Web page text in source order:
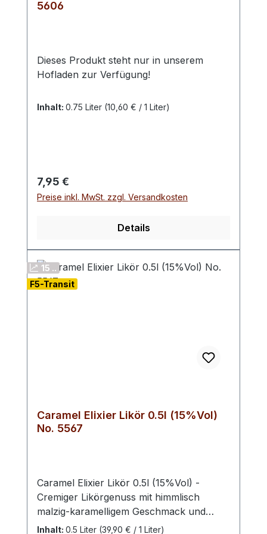
5606
Dieses Produkt steht nur in unserem
Hofladen zur Verfügung!
Inhalt: 0.75 Liter (10,60 € / 1 Liter)
Regulärer Preis:
7,95 €
Preise inkl. MwSt. zzgl. Versandkosten
Details
15 ..
F5-Transit
Caramel Elixier Likör 0.5l (15%Vol)
No. 5567
Caramel Elixier Likör 0.5l (15%Vol) -
Cremiger Likörgenuss mit himmlisch
malzig-karamelligem Geschmack und
feiner Trüffelnote. Präsentiert sich weich
Inhalt: 0.5 Liter (39,90 € / 1 Liter)